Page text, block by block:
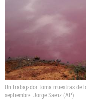
Un trabajador toma muestras de
septiembre. Jorge Saenz (AP)